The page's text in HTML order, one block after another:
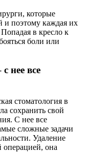
которые
и поэтому каждая их
в кресло к
боли или
нее все
стоматология в
сохранить свой
С нее все
сложные задачи
Удаление
операцией, она